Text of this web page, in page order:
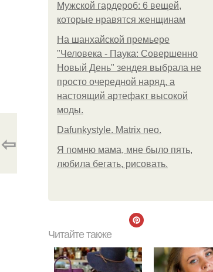
Мужской гардероб: 6 вещей,
которые нравятся женщинам
На шанхайской премьере
"Человека - Паука: Совершенно
Новый День" зендея выбрала не
просто очередной наряд, а
настоящий артефакт высокой
моды.
Dafunkystyle. Matrix neo.
Я помню мама, мне было пять,
любила бегать, рисовать.
⇦
Читайте также